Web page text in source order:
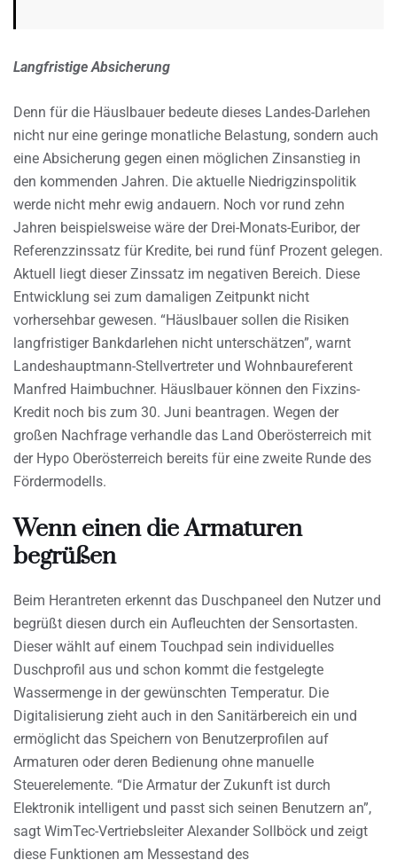
Langfristige Absicherung
Denn für die Häuslbauer bedeute dieses Landes-Darlehen
nicht nur eine geringe monatliche Belastung, sondern auch
eine Absicherung gegen einen möglichen Zinsanstieg in
den kommenden Jahren. Die aktuelle Niedrigzinspolitik
werde nicht mehr ewig andauern. Noch vor rund zehn
Jahren beispielsweise wäre der Drei-Monats-Euribor, der
Referenzzinssatz für Kredite, bei rund fünf Prozent gelegen.
Aktuell liegt dieser Zinssatz im negativen Bereich. Diese
Entwicklung sei zum damaligen Zeitpunkt nicht
vorhersehbar gewesen. “Häuslbauer sollen die Risiken
langfristiger Bankdarlehen nicht unterschätzen”, warnt
Landeshauptmann-Stellvertreter und Wohnbaureferent
Manfred Haimbuchner. Häuslbauer können den Fixzins-
Kredit noch bis zum 30. Juni beantragen. Wegen der
großen Nachfrage verhandle das Land Oberösterreich mit
der Hypo Oberösterreich bereits für eine zweite Runde des
Fördermodells.
Wenn einen die Armaturen
begrüßen
Beim Herantreten erkennt das Duschpaneel den Nutzer und
begrüßt diesen durch ein Aufleuchten der Sensortasten.
Dieser wählt auf einem Touchpad sein individuelles
Duschprofil aus und schon kommt die festgelegte
Wassermenge in der gewünschten Temperatur. Die
Digitalisierung zieht auch in den Sanitärbereich ein und
ermöglicht das Speichern von Benutzerprofilen auf
Armaturen oder deren Bedienung ohne manuelle
Steuerelemente. “Die Armatur der Zukunft ist durch
Elektronik intelligent und passt sich seinen Benutzern an”,
sagt WimTec-Vertriebsleiter Alexander Sollböck und zeigt
diese Funktionen am Messestand des